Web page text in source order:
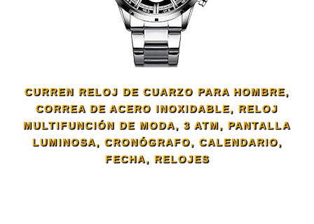
CURREN RELOJ DE CUARZO PARA HOMBRE,
CORREA DE ACERO INOXIDABLE, RELOJ
MULTIFUNCIÓN DE MODA, 3 ATM, PANTALLA
LUMINOSA, CRONÓGRAFO, CALENDARIO,
FECHA, RELOJES